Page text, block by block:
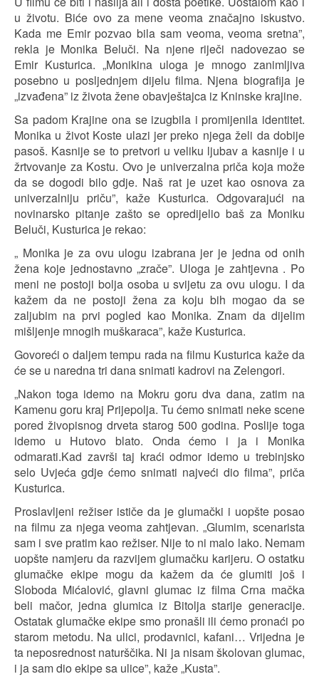
u životu. Biće ovo za mene veoma značajno iskustvo.
Kada me Emir pozvao bila sam veoma, veoma sretna”,
rekla je Monika Beluči. Na njene riječi nadovezao se
Emir Kusturica. „Monikina uloga je mnogo zanimljiva
posebno u posljednjem dijelu filma. Njena biografija je
„izvađena” iz života žene obavještajca iz Kninske krajine.
Sa padom Krajine ona se izugbila i promijenila identitet.
Monika u život Koste ulazi jer preko njega želi da dobije
pasoš. Kasnije se to pretvori u veliku ljubav a kasnije i u
žrtvovanje za Kostu. Ovo je univerzalna priča koja može
da se dogodi bilo gdje. Naš rat je uzet kao osnova za
univerzalniju priču”, kaže Kusturica. Odgovarajući na
novinarsko pitanje zašto se opredijelio baš za Moniku
Beluči, Kusturica je rekao:
„ Monika je za ovu ulogu izabrana jer je jedna od onih
žena koje jednostavno „zrače”. Uloga je zahtjevna . Po
meni ne postoji bolja osoba u svijetu za ovu ulogu. I da
kažem da ne postoji žena za koju bih mogao da se
zaljubim na prvi pogled kao Monika. Znam da dijelim
mišljenje mnogih muškaraca”, kaže Kusturica.
Govoreći o daljem tempu rada na filmu Kusturica kaže da
će se u naredna tri dana snimati kadrovi na Zelengori.
„Nakon toga idemo na Mokru goru dva dana, zatim na
Kamenu goru kraj Prijepolja. Tu ćemo snimati neke scene
pored živopisnog drveta starog 500 godina. Poslije toga
idemo u Hutovo blato. Onda ćemo i ja i Monika
odmarati.Kad završi taj kraći odmor idemo u trebinjsko
selo Uvjeća gdje ćemo snimati najveći dio filma”, priča
Kusturica.
Proslavljeni režiser ističe da je glumački i uopšte posao
na filmu za njega veoma zahtjevan. „Glumim, scenarista
sam i sve pratim kao režiser. Nije to ni malo lako. Nemam
uopšte namjeru da razvijem glumačku karijeru. O ostatku
glumačke ekipe mogu da kažem da će glumiti još i
Sloboda Mićalović, glavni glumac iz filma Crna mačka
beli mačor, jedna glumica iz Bitolja starije generacije.
Ostatak glumačke ekipe smo pronašli ili ćemo pronaći po
starom metodu. Na ulici, prodavnici, kafani… Vrijedna je
ta neposrednost naturščika. Ni ja nisam školovan glumac,
i ja sam dio ekipe sa ulice”, kaže „Kusta”.